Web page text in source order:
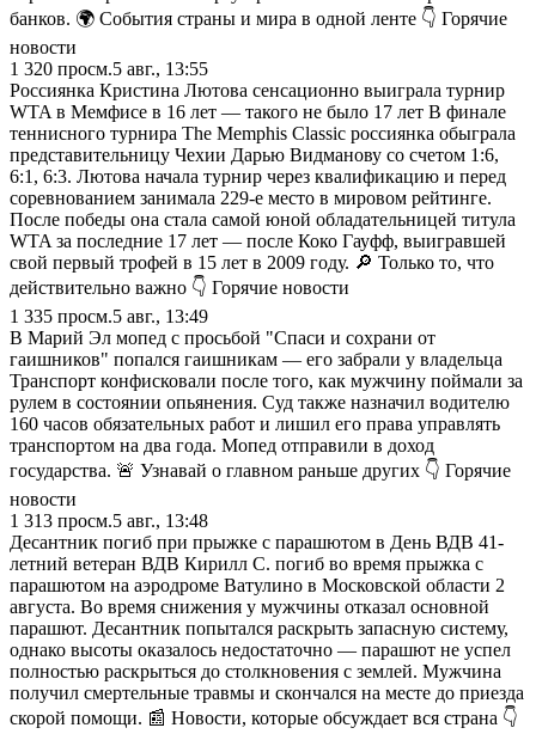
банков. 🌍 События страны и мира в одной ленте 👇 Горячие
новости
1 320 просм.5 авг., 13:55
Россиянка Кристина Лютова сенсационно выиграла турнир
WTA в Мемфисе в 16 лет — такого не было 17 лет В финале
теннисного турнира The Memphis Classic россиянка обыграла
представительницу Чехии Дарью Видманову со счетом 1:6,
6:1, 6:3. Лютова начала турнир через квалификацию и перед
соревнованием занимала 229-е место в мировом рейтинге.
После победы она стала самой юной обладательницей титула
WTA за последние 17 лет — после Коко Гауфф, выигравшей
свой первый трофей в 15 лет в 2009 году. 🔎 Только то, что
действительно важно 👇 Горячие новости
1 335 просм.5 авг., 13:49
В Марий Эл мопед с просьбой "Спаси и сохрани от
гаишников" попался гаишникам — его забрали у владельца
Транспорт конфисковали после того, как мужчину поймали за
рулем в состоянии опьянения. Суд также назначил водителю
160 часов обязательных работ и лишил его права управлять
транспортом на два года. Мопед отправили в доход
государства. 🚨 Узнавай о главном раньше других 👇 Горячие
новости
1 313 просм.5 авг., 13:48
Десантник погиб при прыжке с парашютом в День ВДВ 41-
летний ветеран ВДВ Кирилл С. погиб во время прыжка с
парашютом на аэродроме Ватулино в Московской области 2
августа. Во время снижения у мужчины отказал основной
парашют. Десантник попытался раскрыть запасную систему,
однако высоты оказалось недостаточно — парашют не успел
полностью раскрыться до столкновения с землей. Мужчина
получил смертельные травмы и скончался на месте до приезда
скорой помощи. 📰 Новости, которые обсуждает вся страна 👇